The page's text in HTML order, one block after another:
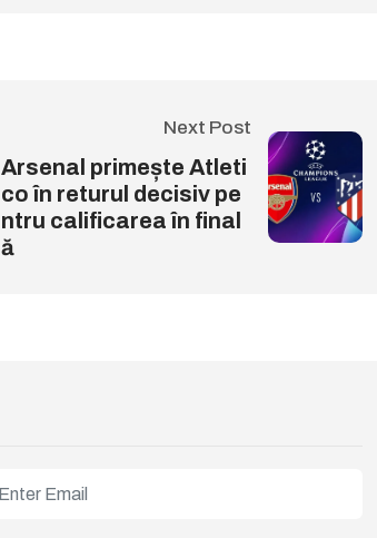
Next Post
Arsenal primește Atleti
co în returul decisiv pe
ntru calificarea în final
ă